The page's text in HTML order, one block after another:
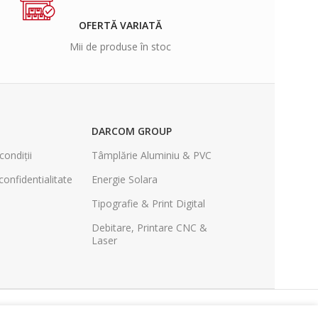
OFERTĂ VARIATĂ
Mii de produse în stoc
DARCOM GROUP
Tâmplărie Aluminiu & PVC
Energie Solara
Tipografie & Print Digital
Debitare, Printare CNC &
Laser